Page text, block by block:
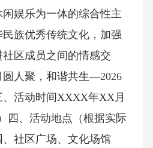
娱乐为一体的综合性主
族优秀传统文化，加强
区成员之间的情感交
人聚，和谐共生—2026
活动时间XXXX年XX月
四、活动地点（根据实际
社区广场、文化场馆